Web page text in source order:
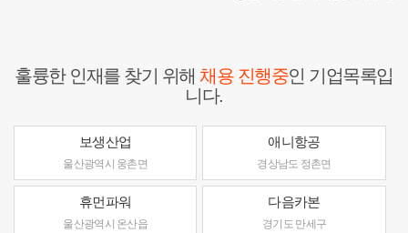
훌륭한 인재를 찾기 위해채용 진행중인 기업목록입
니다.
보생산업
울산광역시 웅촌면
애니항공
경상남도 정촌면
휴먼파워
울산광역시 온산읍
다음카본
경기도 만세구